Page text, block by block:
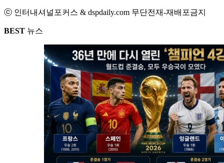
ⓒ 인터내셔널포커스 & dspdaily.com 무단전재-재배포금지
BEST 뉴스